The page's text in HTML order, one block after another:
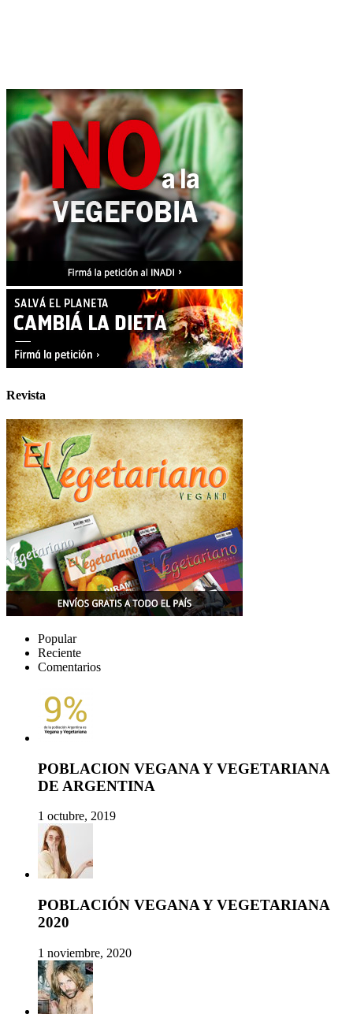
Revista
Popular
Reciente
Comentarios
POBLACION VEGANA Y VEGETARIANA
DE ARGENTINA
1 octubre, 2019
POBLACIÓN VEGANA Y VEGETARIANA
2020
1 noviembre, 2020